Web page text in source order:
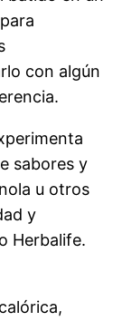
con algún
sabores y
u otros
y
Herbalife.